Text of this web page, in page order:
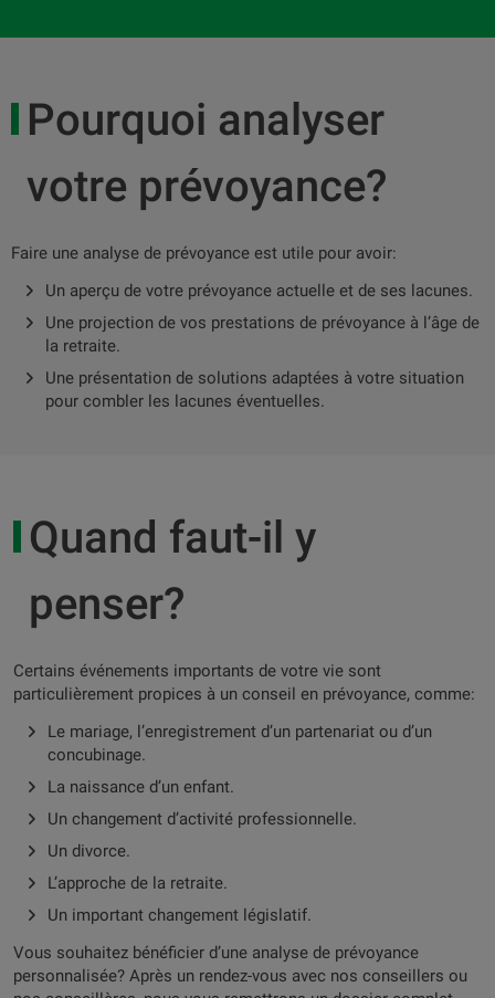
Pourquoi analyser
votre prévoyance?
Faire une analyse de prévoyance est utile pour avoir:
Un aperçu de votre prévoyance actuelle et de ses lacunes.
Une projection de vos prestations de prévoyance à l’âge de
la retraite.
Une présentation de solutions adaptées à votre situation
pour combler les lacunes éventuelles.
Quand faut-il y
penser?
Certains événements importants de votre vie sont
particulièrement propices à un conseil en prévoyance, comme:
Le mariage, l’enregistrement d’un partenariat ou d’un
concubinage.
La naissance d’un enfant.
Un changement d’activité professionnelle.
Un divorce.
L’approche de la retraite.
Un important changement législatif.
Vous souhaitez bénéficier d’une analyse de prévoyance
personnalisée? Après un rendez-vous avec nos conseillers ou